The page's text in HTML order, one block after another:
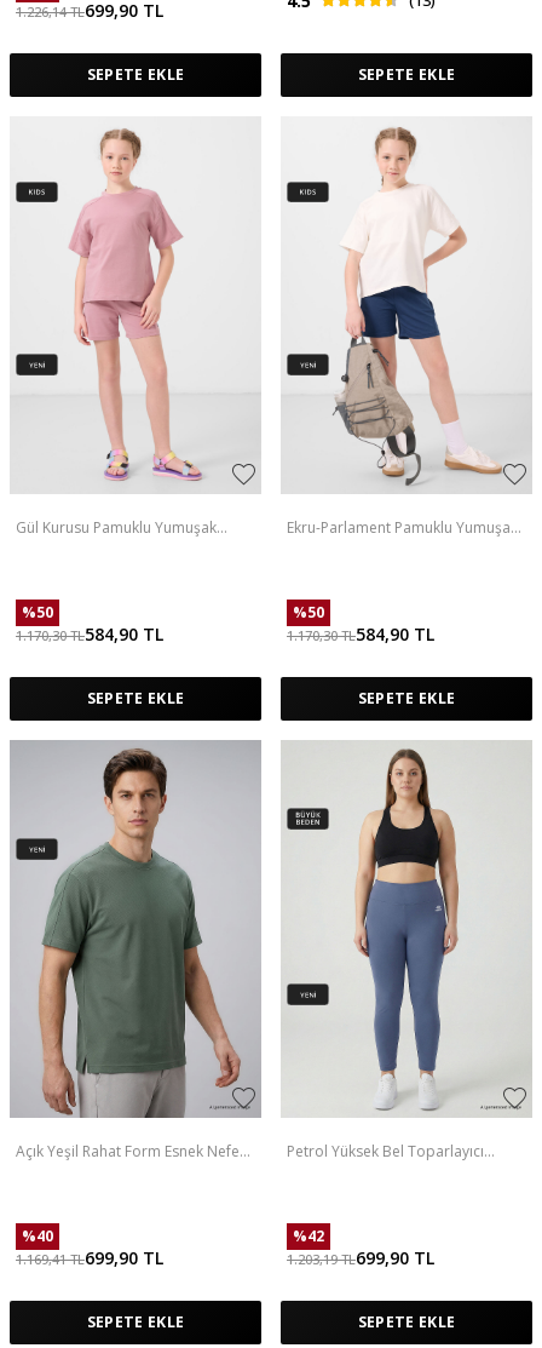
1.226,14TL699,90 TL
SEPETE EKLE SEPETE EKLE
Gül Kurusu Pamuklu Yumuşak
%50
1.170,30TL584,90 TL
SEPETE EKLE
Ekru-Parlament Pamuklu Yumuşak
%50
1.170,30TL584,90 TL
SEPETE EKLE
Açık Yeşil Rahat Form Esnek Nefes
%40
1.169,41TL699,90 TL
SEPETE EKLE
Petrol Yüksek Bel Toparlayıcı
%42
1.203,19TL699,90 TL
SEPETE EKLE